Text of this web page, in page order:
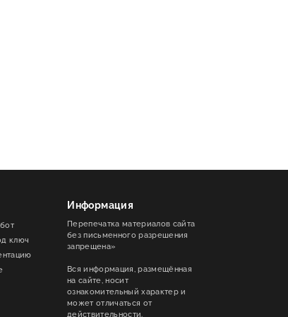
ключ
Информация
Перепечатка материалов сайта
без письменного разрешения
запрещена»
Вся информация, размещённая
на сайте, носит
ознакомительный характер и
может отличаться от
действительности.